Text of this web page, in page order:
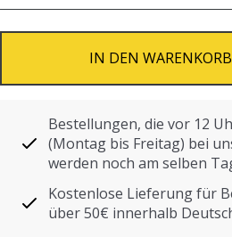
IN DEN WARENKORB
Bestellungen, die vor 12
(Montag bis Freitag) bei
werden noch am selben
Kostenlose Lieferung für
über 50€ innerhalb